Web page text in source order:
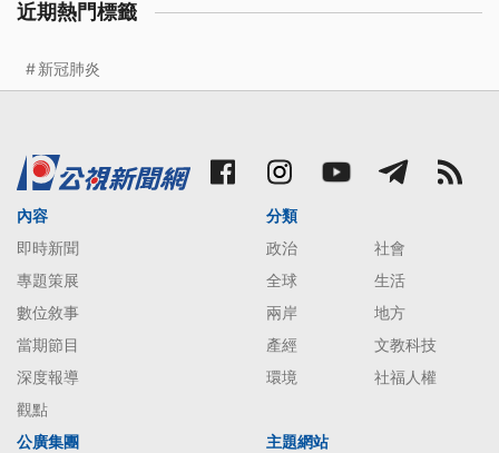
近期熱門標籤
新冠肺炎
內容
即時新聞
專題策展
數位敘事
當期節目
深度報導
觀點
分類
政治
社會
全球
生活
兩岸
地方
產經
文教科技
環境
社福人權
公廣集團 主題網站